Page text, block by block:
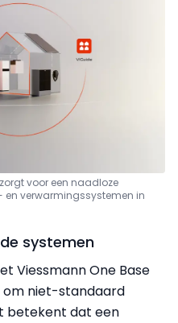
voor een naadloze
en verwarmingssystemen in
systemen
Viessmann One Base
om niet-standaard
betekent dat een